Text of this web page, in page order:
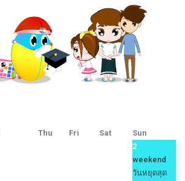
Thu Fri Sat Sun
2
weekend
วันหยุดสุด